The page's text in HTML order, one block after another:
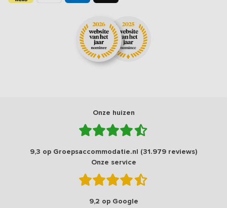
Onze huizen
9,3 op Groepsaccommodatie.nl (31.979 reviews)
Onze service
9,2 op Google